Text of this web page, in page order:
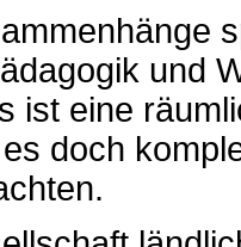
und
ist eine
doch